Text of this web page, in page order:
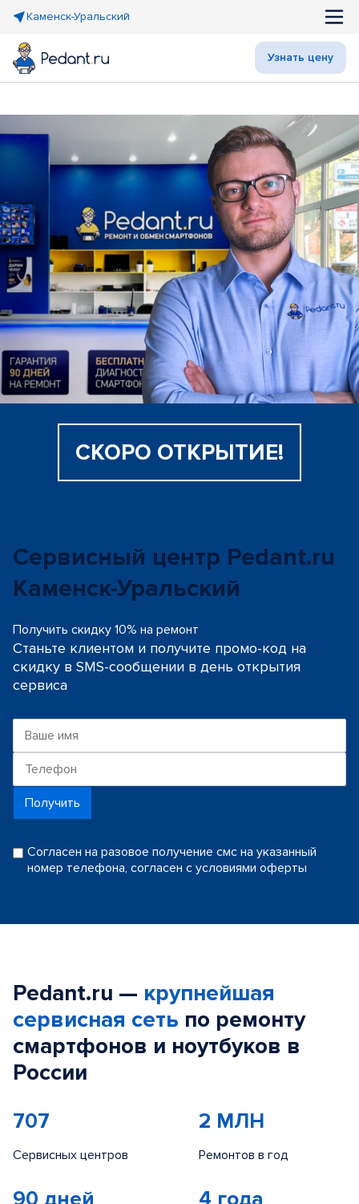
Каменск-Уральский
Узнать цену
СКОРО ОТКРЫТИЕ!
Сервисный центр Pedant.ru
Каменск-Уральский
Получить скидку 10% на ремонт
Станьте клиентом и получите промо-код на
скидку в SMS-сообщении в день открытия
сервиса
Получить
Согласен на разовое получение смс на указанный
номер телефона, согласен с условиями оферты
Pedant.ru — крупнейшая
сервисная сеть по ремонту
смартфонов и ноутбуков в
России
707
Сервисных центров
2 МЛН
Ремонтов в год